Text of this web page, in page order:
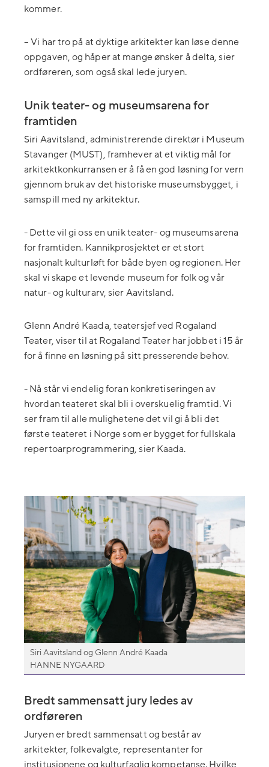
kommer.
– Vi har tro på at dyktige arkitekter kan løse denne
oppgaven, og håper at mange ønsker å delta, sier
ordføreren, som også skal lede juryen.
Unik teater- og museumsarena for
framtiden
Siri Aavitsland, administrerende direktør i Museum
Stavanger (MUST), framhever at et viktig mål for
arkitektkonkurransen er å få en god løsning for vern
gjennom bruk av det historiske museumsbygget, i
samspill med ny arkitektur.
- Dette vil gi oss en unik teater- og museumsarena
for framtiden. Kannikprosjektet er et stort
nasjonalt kulturløft for både byen og regionen. Her
skal vi skape et levende museum for folk og vår
natur- og kulturarv, sier Aavitsland.
Glenn André Kaada, teatersjef ved Rogaland
Teater, viser til at Rogaland Teater har jobbet i 15 år
for å finne en løsning på sitt presserende behov.
- Nå står vi endelig foran konkretiseringen av
hvordan teateret skal bli i overskuelig framtid. Vi
ser fram til alle mulighetene det vil gi å bli det
første teateret i Norge som er bygget for fullskala
repertoarprogrammering, sier Kaada.
Siri Aavitsland og Glenn André Kaada
HANNE NYGAARD
Bredt sammensatt jury ledes av
ordføreren
Juryen er bredt sammensatt og består av
arkitekter, folkevalgte, representanter for
institusjonene og kulturfaglig kompetanse. Hvilke